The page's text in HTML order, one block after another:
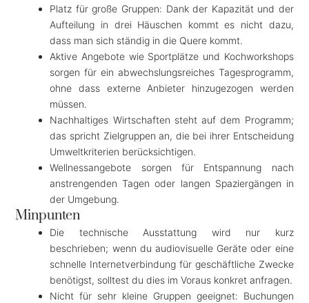
Platz für große Gruppen: Dank der Kapazität und der
Aufteilung in drei Häuschen kommt es nicht dazu,
dass man sich ständig in die Quere kommt.
Aktive Angebote wie Sportplätze und Kochworkshops
sorgen für ein abwechslungsreiches Tagesprogramm,
ohne dass externe Anbieter hinzugezogen werden
müssen.
Nachhaltiges Wirtschaften steht auf dem Programm;
das spricht Zielgruppen an, die bei ihrer Entscheidung
Umweltkriterien berücksichtigen.
Wellnessangebote sorgen für Entspannung nach
anstrengenden Tagen oder langen Spaziergängen in
der Umgebung.
Minpunten
Die technische Ausstattung wird nur kurz
beschrieben; wenn du audiovisuelle Geräte oder eine
schnelle Internetverbindung für geschäftliche Zwecke
benötigst, solltest du dies im Voraus konkret anfragen.
Nicht für sehr kleine Gruppen geeignet: Buchungen